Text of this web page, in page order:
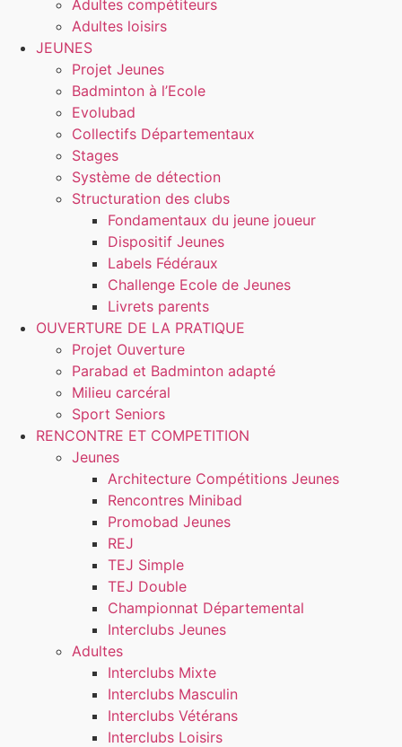
Adultes compétiteurs
Adultes loisirs
JEUNES
Projet Jeunes
Badminton à l’Ecole
Evolubad
Collectifs Départementaux
Stages
Système de détection
Structuration des clubs
Fondamentaux du jeune joueur
Dispositif Jeunes
Labels Fédéraux
Challenge Ecole de Jeunes
Livrets parents
OUVERTURE DE LA PRATIQUE
Projet Ouverture
Parabad et Badminton adapté
Milieu carcéral
Sport Seniors
RENCONTRE ET COMPETITION
Jeunes
Architecture Compétitions Jeunes
Rencontres Minibad
Promobad Jeunes
REJ
TEJ Simple
TEJ Double
Championnat Départemental
Interclubs Jeunes
Adultes
Interclubs Mixte
Interclubs Masculin
Interclubs Vétérans
Interclubs Loisirs